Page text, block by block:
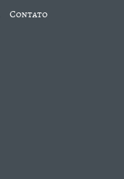
Contato